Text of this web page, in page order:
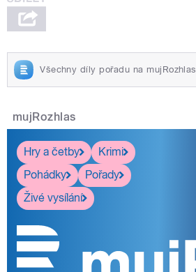
Všechny díly pořadu na mujRozhlas
mujRozhlas
Hry a četby
Krimi
Pohádky
Pořady
Živé vysílání